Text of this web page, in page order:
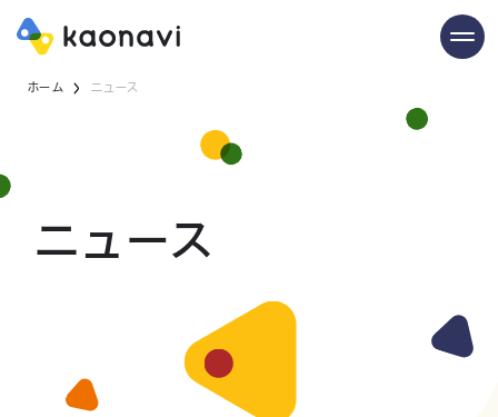
ホーム ニュース
ニュース